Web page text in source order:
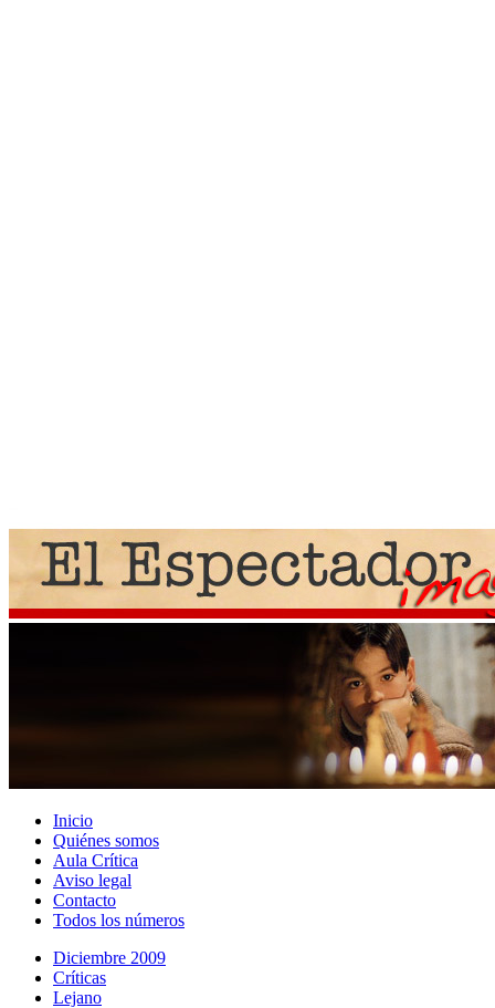
Inicio
Quiénes somos
Aula Crítica
Aviso legal
Contacto
Todos los números
Diciembre 2009
Crí­ticas
Lejano